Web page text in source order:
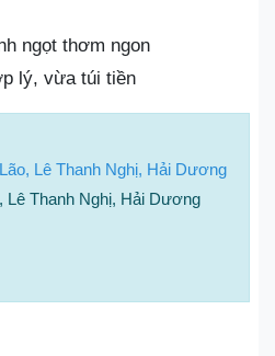
ngọt thơm ngon
lý, vừa túi tiền
Lê Thanh Nghị, Hải Dương
Lê Thanh Nghị, Hải Dương